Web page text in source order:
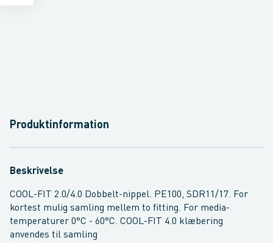
Produktinformation
Beskrivelse
COOL-FIT 2.0/4.0 Dobbelt-nippel. PE100, SDR11/17. For
kortest mulig samling mellem to fitting. For media-
temperaturer 0°C - 60°C. COOL-FIT 4.0 klæbering
anvendes til samling